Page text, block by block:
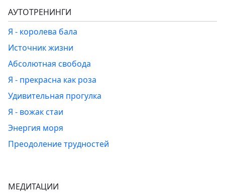
АУТОТРЕНИНГИ
Я - королева бала
Источник жизни
Абсолютная свобода
Я - прекрасна как роза
Удивительная прогулка
Я - вожак стаи
Энергия моря
Преодоление трудностей
МЕДИТАЦИИ